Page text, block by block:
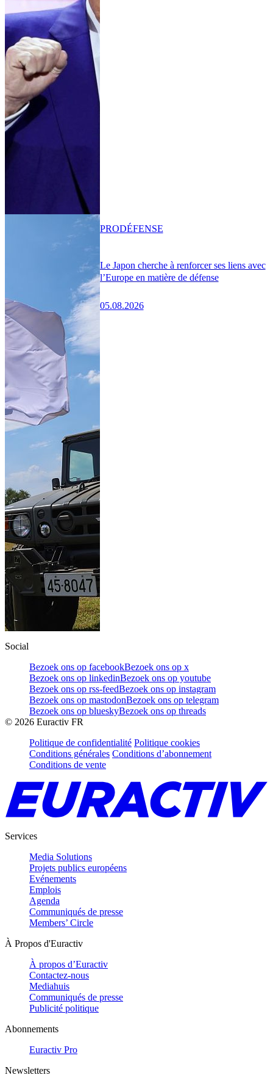
Le Japon cherche à renforcer ses liens avec
l’Europe en matière de défense
05.08.2026
PRODÉFENSE
Social
Bezoek ons op facebookBezoek ons op x
Bezoek ons op linkedinBezoek ons op youtube
Bezoek ons op rss-feedBezoek ons op instagram
Bezoek ons op mastodonBezoek ons op telegram
Bezoek ons op blueskyBezoek ons op threads
© 2026 Euractiv FR
Politique de confidentialité Politique cookies
Conditions générales Conditions d’abonnement
Conditions de vente
Services
Media Solutions
Projets publics européens
Evénements
Emplois
Agenda
Communiqués de presse
Members’ Circle
À Propos d'Euractiv
À propos d’Euractiv
Contactez-nous
Mediahuis
Communiqués de presse
Publicité politique
Abonnements
Euractiv Pro
Newsletters